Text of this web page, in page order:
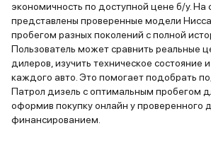
экономичность по доступной цене б/у. На
представлены проверенные модели
пробегом разных поколений с полной
Пользователь может сравнить реальные
дилеров, изучить техническое состояние
каждого авто. Это помогает подобрать
Патрол дизель с оптимальным пробегом
оформив покупку онлайн у проверенного
финансированием.